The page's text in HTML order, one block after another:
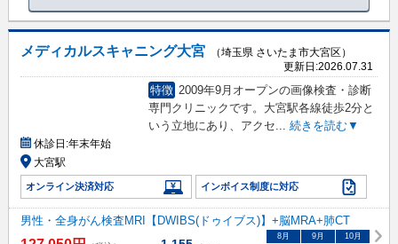
メディカルスキャニング大宮
（埼玉県 さいたま市大宮区）
更新日:2026.07.31
特徴 2009年9月オープンの画像検査・診断
専門クリニックです。大宮駅各線徒歩2分と
いう立地にあり、アクセ... 続きを読む▼
休診日:年末年始
大宮駅
オンライン決済対応 インボイス制度に対応
男性・全身がん検査MRI【DWIBS(ドゥイブス)】+脳MRA+肺CT
8月 9月 10月